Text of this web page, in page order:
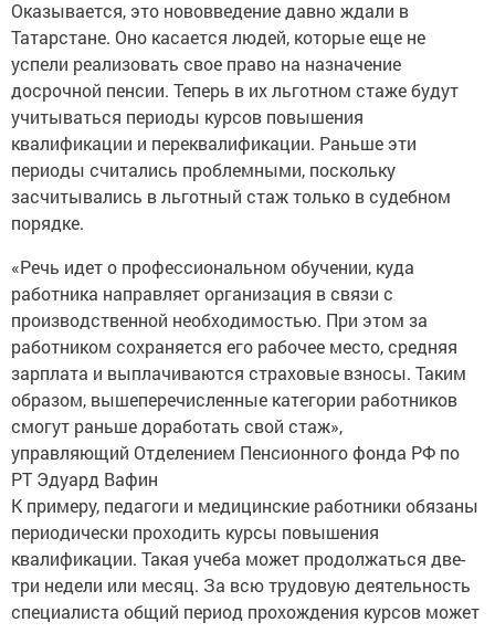
Татарстане. Оно касается людей, которые еще не
успели реализовать свое право на назначение
досрочной пенсии. Теперь в их льготном стаже будут
учитываться периоды курсов повышения
квалификации и переквалификации. Раньше эти
периоды считались проблемными, поскольку
засчитывались в льготный стаж только в судебном
порядке.
работника направляет организация в связи с
производственной необходимостью. При этом за
работником сохраняется его рабочее место, средняя
зарплата и выплачиваются страховые взносы. Таким
образом, вышеперечисленные категории работников
смогут раньше доработать свой стаж»,
управляющий Отделением Пенсионного фонда РФ по
РТ Эдуард Вафин
К примеру, педагоги и медицинские работники обязаны
периодически проходить курсы повышения
квалификации. Такая учеба может продолжаться две-
три недели или месяц. За всю трудовую деятельность
специалиста общий период прохождения курсов может
составить от нескольких недель до полугода, а в